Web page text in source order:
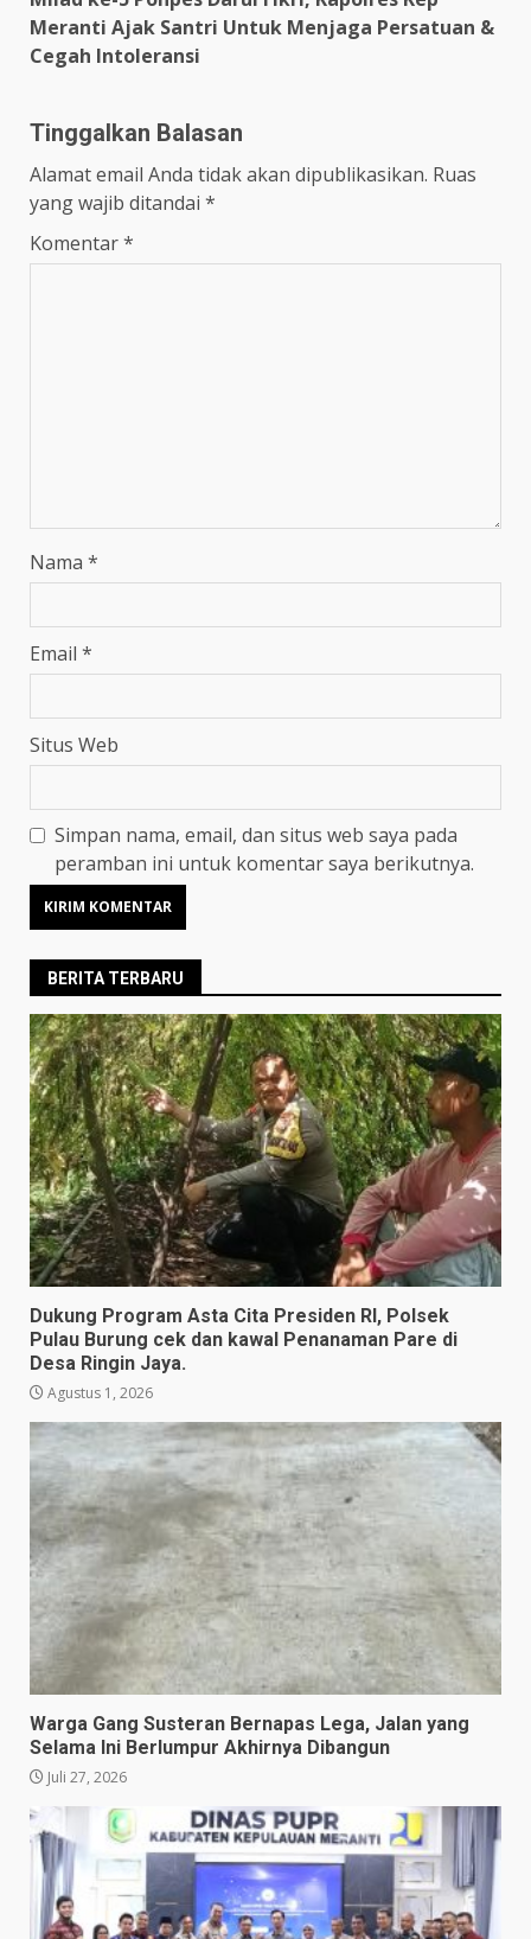
Meranti Ajak Santri Untuk Menjaga Persatuan &
Cegah Intoleransi
Tinggalkan Balasan
Alamat email Anda tidak akan dipublikasikan. Ruas
yang wajib ditandai *
Komentar*
Nama *
Email *
Situs Web
Simpan nama, email, dan situs web saya pada
peramban ini untuk komentar saya berikutnya.
BERITA TERBARU
Dukung Program Asta Cita Presiden RI, Polsek
Pulau Burung cek dan kawal Penanaman Pare di
Desa Ringin Jaya.
Agustus 1, 2026
Warga Gang Susteran Bernapas Lega, Jalan yang
Selama Ini Berlumpur Akhirnya Dibangun
Juli 27, 2026